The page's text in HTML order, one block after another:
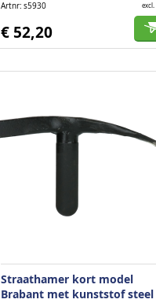
Artnr s5930
€ 52,20
Straathamer kort model
Brabant met kunststof steel